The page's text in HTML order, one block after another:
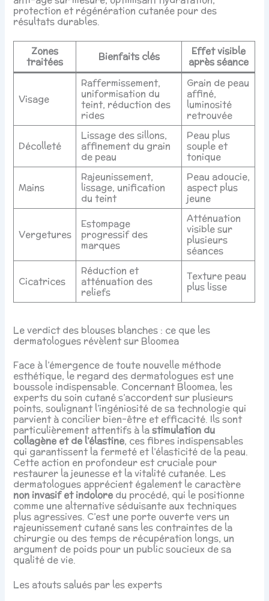
protection et régénération cutanée pour des
résultats durables.
Zones
traitées
Bienfaits clés
Effet visible
après séance
Visage
Raffermissement,
uniformisation du
teint, réduction des
rides
Grain de peau
affiné,
luminosité
retrouvée
Décolleté
Lissage des sillons,
affinement du grain
de peau
Peau plus
souple et
tonique
Mains
Rajeunissement,
lissage, unification
du teint
Peau adoucie,
aspect plus
jeune
Vergetures
Estompage
progressif des
marques
Atténuation
visible sur
plusieurs
séances
Cicatrices
Réduction et
atténuation des
reliefs
Texture peau
plus lisse
Le verdict des blouses blanches : ce que les
dermatologues révèlent sur Bloomea
Face à l’émergence de toute nouvelle méthode
esthétique, le regard des dermatologues est une
boussole indispensable. Concernant Bloomea, les
experts du soin cutané s’accordent sur plusieurs
points, soulignant l’ingéniosité de sa technologie qui
parvient à concilier bien-être et efficacité. Ils sont
particulièrement attentifs à lastimulation du
collagène et de l’élastine, ces fibres indispensables
qui garantissent la fermeté et l’élasticité de la peau.
Cette action en profondeur est cruciale pour
restaurer la jeunesse et la vitalité cutanée. Les
dermatologues apprécient également le caractère
non invasif et indoloredu procédé, qui le positionne
comme une alternative séduisante aux techniques
plus agressives. C’est une porte ouverte vers un
rajeunissement cutané sans les contraintes de la
chirurgie ou des temps de récupération longs, un
argument de poids pour un public soucieux de sa
qualité de vie.
Les atouts salués par les experts